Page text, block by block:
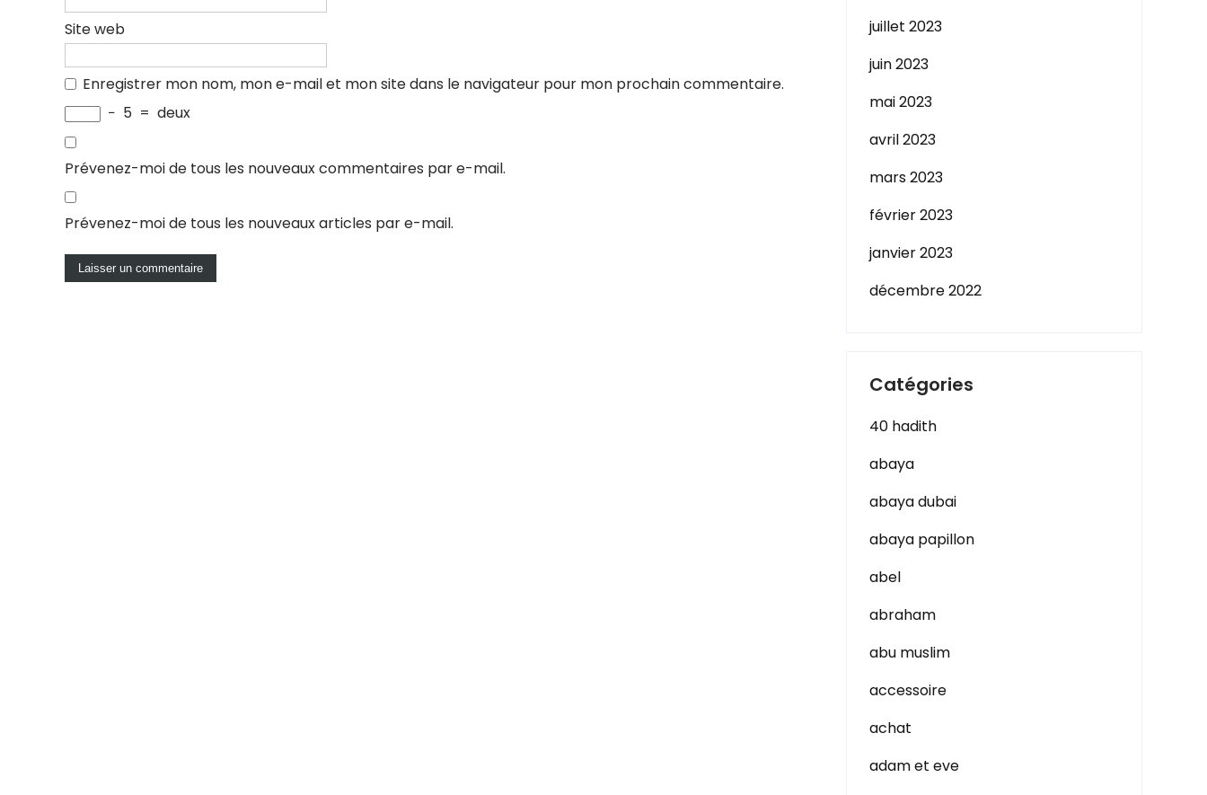
Site web
Enregistrer mon nom, mon e-mail et mon site dans le navigateur pour mon prochain commentaire.
− 5 = deux
Prévenez-moi de tous les nouveaux commentaires par e-mail.
Prévenez-moi de tous les nouveaux articles par e-mail.
juillet 2023
juin 2023
mai 2023
avril 2023
mars 2023
février 2023
janvier 2023
décembre 2022
Catégories
40 hadith
abaya
abaya dubai
abaya papillon
abel
abraham
abu muslim
accessoire
achat
adam et eve